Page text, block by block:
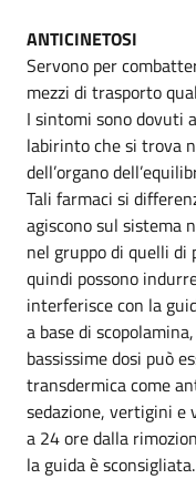
ANTICINETOSI
Servono per
mezzi di trasporto
I sintomi sono dovuti
labirinto che si trova
dell’organo
Tali farmaci si
agiscono sul sistema
nel gruppo di quelli di
quindi possono
interferisce con la
a base di
bassissime dosi può
transdermica come
sedazione, vertigini e
a 24 ore dalla
la guida è sconsigliata.